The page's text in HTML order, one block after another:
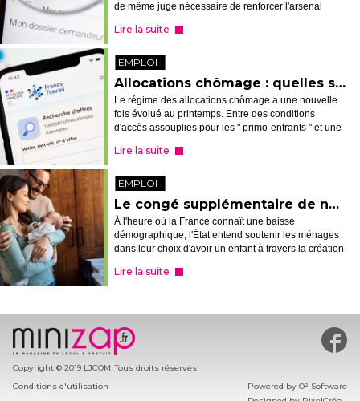
de même jugé nécessaire de renforcer l'arsenal
les fonds détournés. Petit passa...
Lire la suite
EMPLOI
Allocations chômage : quelles sont les règles d'indemnisation ?
Le régime des allocations chômage a une nouvelle
fois évolué au printemps. Entre des conditions
d'accès assouplies pour les " primo-entrants " et une
passés par une rupture conventi...
Lire la suite
EMPLOI
Le congé supplémentaire de naissance entre en scène
À l'heure où la France connaît une baisse
démographique, l'État entend soutenir les ménages
dans leur choix d'avoir un enfant à travers la création
ou 2 mois. Focus sur ce dispositif ...
Lire la suite
Copyright © 2019 LJCOM. Tous droits réservés
Conditions d'utilisation
Powered by O² Software